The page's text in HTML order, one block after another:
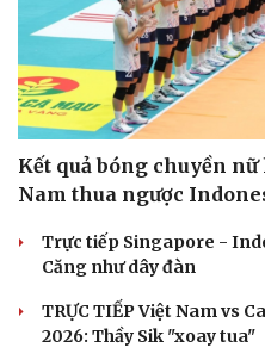
Cải chính
Kết quả bóng chuyền
Nam thua ngược
Trực tiếp Singapore -
Căng như dây đàn
TRỰC TIẾP Việt Nam vs
2026: Thầy Sik "xoay tua"